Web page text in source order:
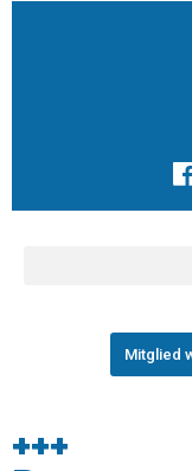
Mitglied
+++